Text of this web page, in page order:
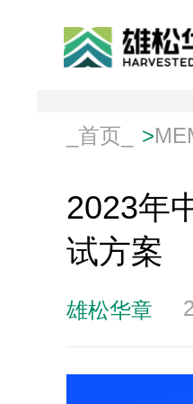
_首页_ >
2023年
试方案
雄松华章